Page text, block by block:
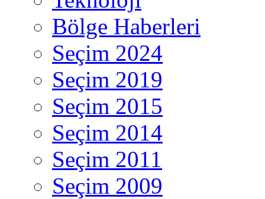
Bölge Haberleri
Seçim 2024
Seçim 2019
Seçim 2015
Seçim 2014
Seçim 2011
Seçim 2009